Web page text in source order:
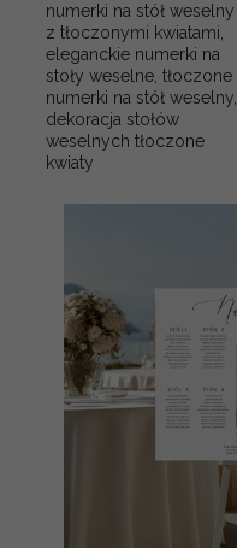
numerki na stół weselny
z tłoczonymi kwiatami,
eleganckie numerki na
stoły weselne, tłoczone
numerki na stół weselny,
dekoracja stołów
weselnych tłoczone
kwiaty